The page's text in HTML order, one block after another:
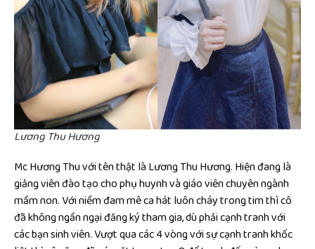
Lương Thu Hương
Mc Hương Thu với tên thật là Lương Thu Hương. Hiện đang là
giảng viên đào tạo cho phụ huynh và giáo viên chuyên ngành
mầm non. Với niềm đam mê ca hát luôn cháy trong tim thì cô
đã không ngần ngại đăng ký tham gia, dù phải cạnh tranh với
các bạn sinh viên. Vượt qua các 4 vòng với sự cạnh tranh khốc